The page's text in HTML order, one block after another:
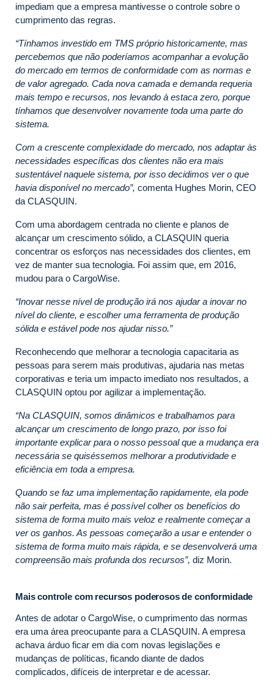
impediam que a empresa mantivesse o controle sobre o
cumprimento das regras.
“Tínhamos investido em TMS próprio historicamente, mas
percebemos que não poderíamos acompanhar a evolução
do mercado em termos de conformidade com as normas e
de valor agregado. Cada nova camada e demanda requeria
mais tempo e recursos, nos levando à estaca zero, porque
tínhamos que desenvolver novamente toda uma parte do
sistema.
Com a crescente complexidade do mercado, nos adaptar às
necessidades específicas dos clientes não era mais
sustentável naquele sistema, por isso decidimos ver o que
havia disponível no mercado”, comenta Hughes Morin, CEO
da CLASQUIN.
Com uma abordagem centrada no cliente e planos de
alcançar um crescimento sólido, a CLASQUIN queria
concentrar os esforços nas necessidades dos clientes, em
vez de manter sua tecnologia. Foi assim que, em 2016,
mudou para o CargoWise.
“Inovar nesse nível de produção irá nos ajudar a inovar no
nível do cliente, e escolher uma ferramenta de produção
sólida e estável pode nos ajudar nisso.”
Reconhecendo que melhorar a tecnologia capacitaria as
pessoas para serem mais produtivas, ajudaria nas metas
corporativas e teria um impacto imediato nos resultados, a
CLASQUIN optou por agilizar a implementação.
“Na CLASQUIN, somos dinâmicos e trabalhamos para
alcançar um crescimento de longo prazo, por isso foi
importante explicar para o nosso pessoal que a mudança era
necessária se quiséssemos melhorar a produtividade e
eficiência em toda a empresa.
Quando se faz uma implementação rapidamente, ela pode
não sair perfeita, mas é possível colher os benefícios do
sistema de forma muito mais veloz e realmente começar a
ver os ganhos. As pessoas começarão a usar e entender o
sistema de forma muito mais rápida, e se desenvolverá uma
compreensão mais profunda dos recursos”, diz Morin.
Mais controle com recursos poderosos de conformidade
Antes de adotar o CargoWise, o cumprimento das normas
era uma área preocupante para a CLASQUIN. A empresa
achava árduo ficar em dia com novas legislações e
mudanças de políticas, ficando diante de dados
complicados, difíceis de interpretar e de acessar.